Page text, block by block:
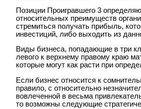
Позиции Проигравшего 3
относительных преимуществ
стремиться получать прибыль,
инвестиций, либо выходить из
Виды бизнеса, попадающие в три
левого к верхнему правому краю
которые могут как расти при
Если бизнес относится к
правило, с относительно
вовлеченной в весьма
то возможны следующие